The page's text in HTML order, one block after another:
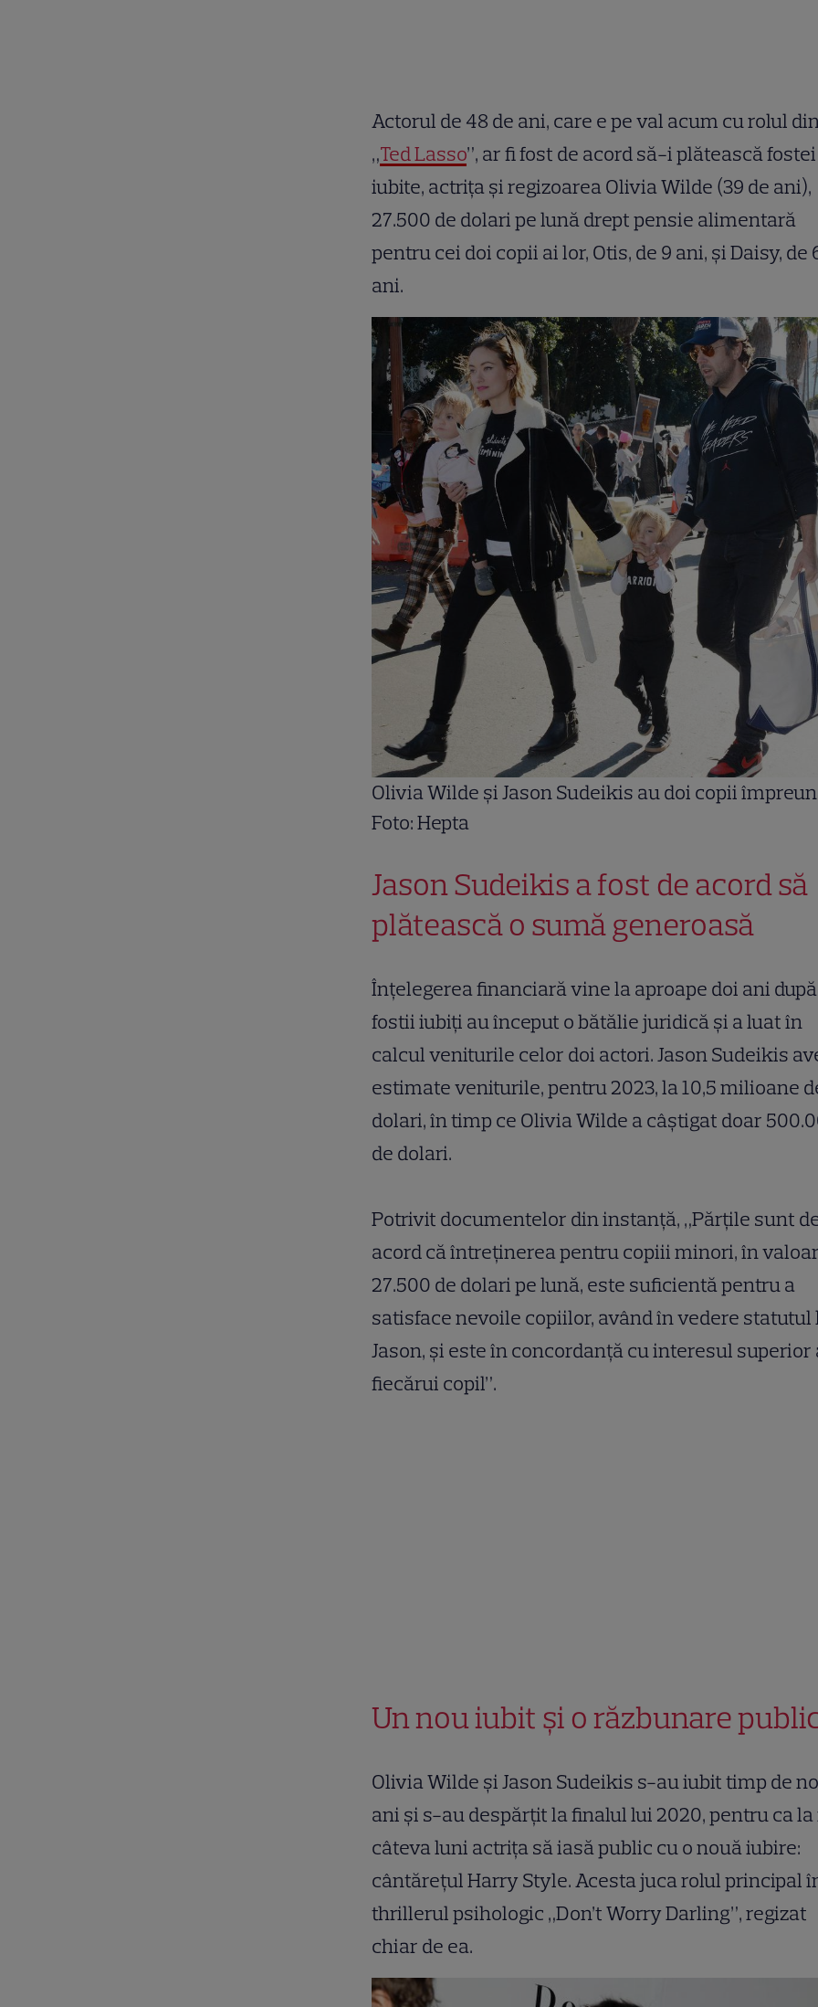
Actorul de 48 de ani, care e pe val acum cu rolul
„Ted Lasso”, ar fi fost de acord să-i plătească
iubite, actrița și regizoarea Olivia Wilde (39 de ani),
27.500 de dolari pe lună drept pensie alimentară
pentru cei doi copii ai lor, Otis, de 9 ani, și Daisy, de
ani.
Olivia Wilde și Jason Sudeikis au doi copii
Foto: Hepta
Jason Sudeikis a fost de acord să
plătească o sumă generoasă
Înțelegerea financiară vine la aproape doi ani
fostii iubiți au început o bătălie juridică și a luat în
calcul veniturile celor doi actori. Jason Sudeikis
estimate veniturile, pentru 2023, la 10,5 milioane
dolari, în timp ce Olivia Wilde a câștigat doar
de dolari.
Potrivit documentelor din instanță, „Părțile sunt
acord că întreținerea pentru copiii minori, în
27.500 de dolari pe lună, este suficientă pentru a
satisface nevoile copiilor, având în vedere statutul
Jason, și este în concordanță cu interesul superior
fiecărui copil”.
Un nou iubit și o răzbunare
Olivia Wilde și Jason Sudeikis s-au iubit timp de
ani și s-au despărțit la finalul lui 2020, pentru ca
câteva luni actrița să iasă public cu o nouă iubire:
cântărețul Harry Style. Acesta juca rolul principal
thrillerul psihologic „Don’t Worry Darling”, regizat
chiar de ea.